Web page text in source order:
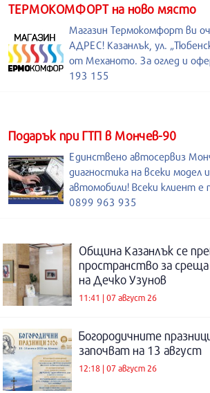
ТЕРМОКОМФОРТ на ново място
Магазин Термокомфорт ви
АДРЕС! Казанлък, ул.
от Механото. За оглед и
193 155
Подарък при ГТП в Мончев-90
Единствено автосервиз
диагностика на всеки модел
автомобили! Всеки клиент е
0899 963 935
Община Казанлък се
пространство за
на Дечко Узунов
11:41 | 07 август 26
Богородичните
започват на 13 август
12:18 | 07 август 26